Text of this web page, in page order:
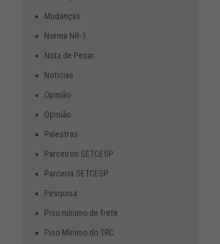
Mudanças
Norma NR-1
Nota de Pesar
Notícias
Opinião
Opinião
Palestras
Parceiros SETCESP
Parceria SETCESP
Pesquisa
Piso mínimo de frete
Piso Mínimo do TRC